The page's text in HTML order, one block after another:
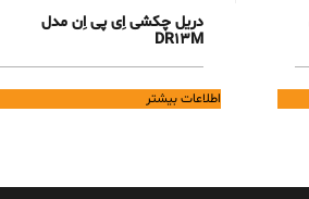
دریل چکشی اِی پی اِن مدل
DR13M
اطلاعات بیشتر